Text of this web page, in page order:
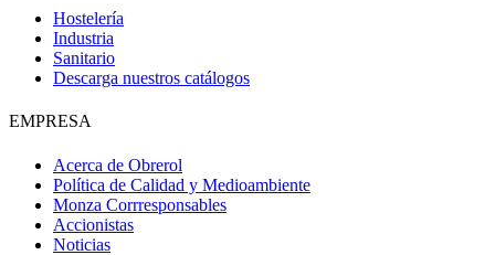
Hostelería
Industria
Sanitario
Descarga nuestros catálogos
EMPRESA
Acerca de Obrerol
Política de Calidad y Medioambiente
Monza Corrresponsables
Accionistas
Noticias